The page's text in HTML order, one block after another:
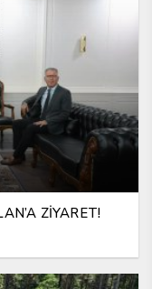
ZİYARET!